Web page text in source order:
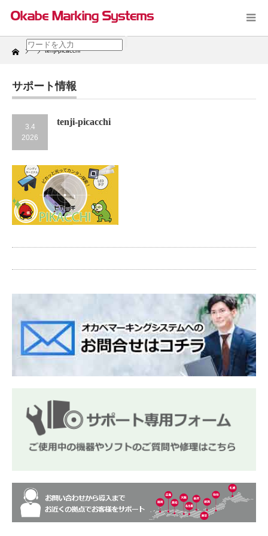
Home tenji-picacchi
サポート情報
3.4
2026
tenji-picacchi